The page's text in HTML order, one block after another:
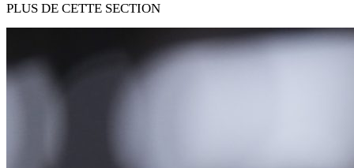
PLUS DE CETTE SECTION